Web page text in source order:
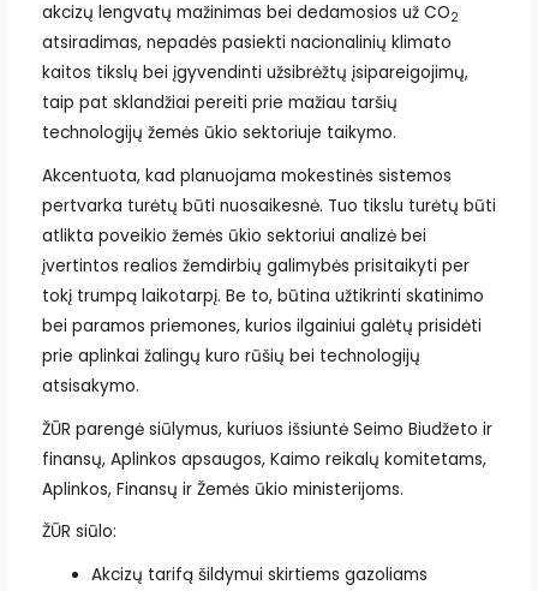
akcizų lengvatų mažinimas bei dedamosios už CO2
atsiradimas, nepadės pasiekti nacionalinių klimato
kaitos tikslų bei įgyvendinti užsibrėžtų įsipareigojimų,
taip pat sklandžiai pereiti prie mažiau taršių
technologijų žemės ūkio sektoriuje taikymo.
Akcentuota, kad planuojama mokestinės sistemos
pertvarka turėtų būti nuosaikesnė. Tuo tikslu turėtų būti
atlikta poveikio žemės ūkio sektoriui analizė bei
įvertintos realios žemdirbių galimybės prisitaikyti per
tokį trumpą laikotarpį. Be to, būtina užtikrinti skatinimo
bei paramos priemones, kurios ilgainiui galėtų prisidėti
prie aplinkai žalingų kuro rūšių bei technologijų
atsisakymo.
ŽŪR parengė siūlymus, kuriuos išsiuntė Seimo Biudžeto ir
finansų, Aplinkos apsaugos, Kaimo reikalų komitetams,
Aplinkos, Finansų ir Žemės ūkio ministerijoms.
ŽŪR siūlo:
Akcizų tarifą šildymui skirtiems gazoliams